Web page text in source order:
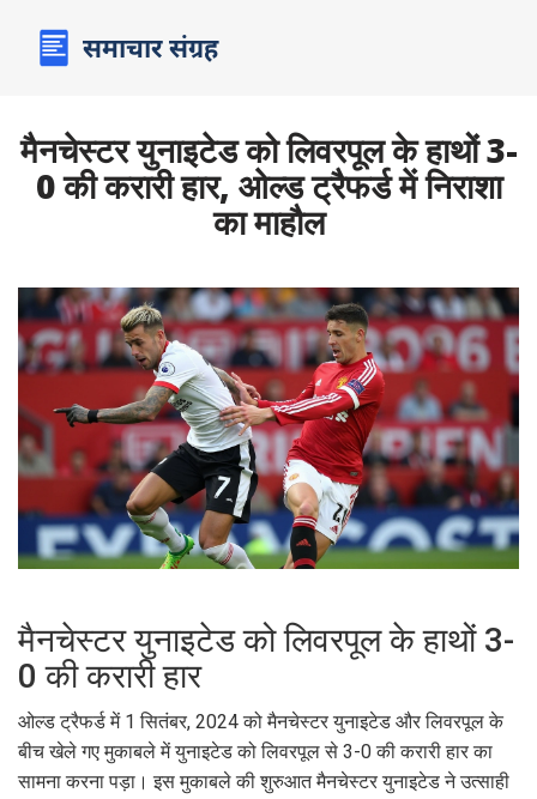
मैनचेस्टर युनाइटेड को लिवरपूल के हाथों 3-
0 की करारी हार, ओल्ड ट्रैफर्ड में निराशा
का माहौल
मैनचेस्टर युनाइटेड को लिवरपूल के हाथों 3-
0 की करारी हार
ओल्ड ट्रैफर्ड में 1 सितंबर, 2024 को मैनचेस्टर युनाइटेड और लिवरपूल के
बीच खेले गए मुकाबले में युनाइटेड को लिवरपूल से 3-0 की करारी हार का
सामना करना पड़ा। इस मुकाबले की शुरुआत मैनचेस्टर युनाइटेड ने उत्साही